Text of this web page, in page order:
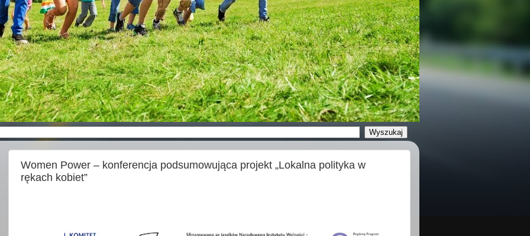
Women Power – konferencja podsumowująca projekt „Lokalna polityka w
rękach kobiet”